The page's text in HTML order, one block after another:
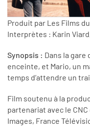
Produit par Les Films
Interprètes : Karin
Synopsis : Dans la gare
enceinte, et Mario, un
temps d’attendre un
Film soutenu à la
partenariat avec le
Images, France